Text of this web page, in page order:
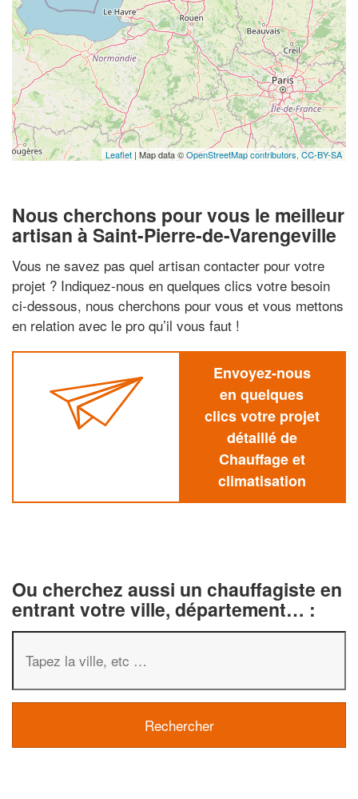
Leaflet | Map data ©OpenStreetMap contributors, CC-BY-SA
Nous cherchons pour vous le meilleur
artisan à Saint-Pierre-de-Varengeville
Vous ne savez pas quel artisan contacter pour votre
projet ? Indiquez-nous en quelques clics votre besoin
ci-dessous, nous cherchons pour vous et vous mettons
en relation avec le pro qu’il vous faut !
Envoyez-nous
en quelques
clics votre projet
détaillé de
Chauffage et
climatisation
Ou cherchez aussi un chauffagiste en
entrant votre ville, département… :